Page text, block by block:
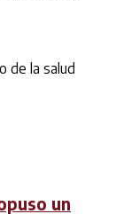
de la salud
un